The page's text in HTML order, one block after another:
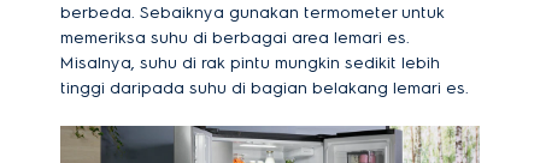
berbeda. Sebaiknya gunakan termometer untuk
memeriksa suhu di berbagai area lemari es.
Misalnya, suhu di rak pintu mungkin sedikit lebih
tinggi daripada suhu di bagian belakang lemari es.